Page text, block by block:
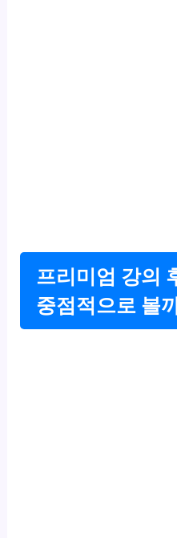
프리미엄 강의
중점적으로 볼